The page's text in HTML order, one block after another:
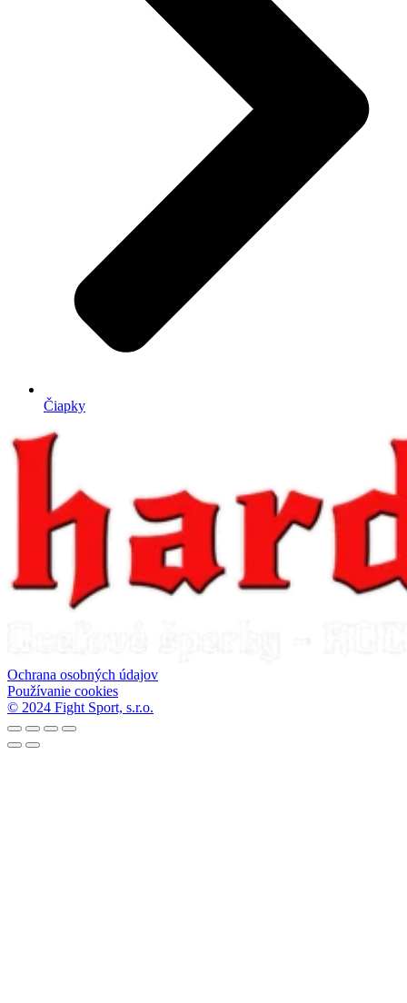
Čiapky
Ochrana osobných údajov
Používanie cookies
© 2024 Fight Sport, s.r.o.